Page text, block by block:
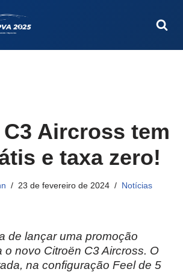
Aircross tem
e taxa zero!
23 de fevereiro de 2024 Notícias
de lançar uma promoção
o novo Citroën C3 Aircross. O
na configuração Feel de 5